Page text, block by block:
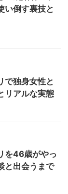
い倒す裏技と
で独身女性と
リアルな実態
を46歳がやっ
と出会うまで